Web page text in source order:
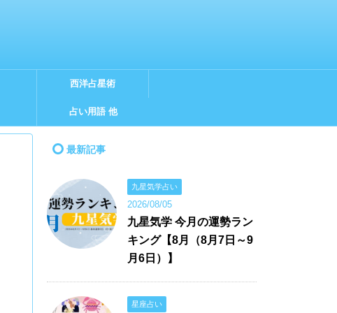
西洋占星術
占い用語 他
最新記事
九星気学占い
2026/08/05
九星気学 今月の運勢ラン
キング【8月（8月7日～9
月6日）】
星座占い